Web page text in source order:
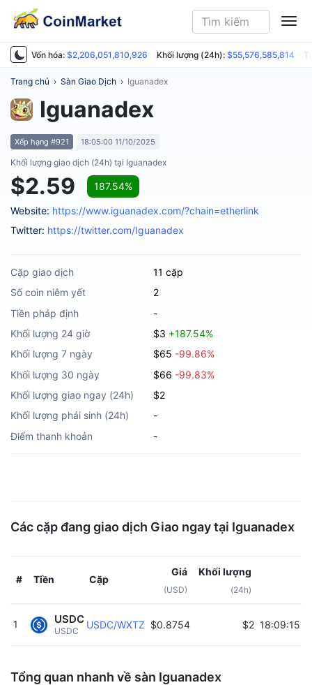
Vốn hóa: $2,206,051,810,926 Khối lượng (24h): $55,576,585,814
Trang chủ › Sàn Giao Dịch › Iguanadex
Iguanadex
Xếp hạng #921 18:05:00 11/10/2025
Khối lượng giao dịch (24h) tại Iguanadex
$2.59 187.54%
Website: https://www.iguanadex.com/?chain=etherlink
Twitter: https://twitter.com/Iguanadex
Cặp giao dịch
11 cặp
Số coin niêm yết
2
Tiền pháp định
-
Khối lượng 24 giờ
$3 +187.54%
Khối lượng 7 ngày
$65 -99.86%
Khối lượng 30 ngày
$66 -99.83%
Khối lượng giao ngay (24h)
$2
Khối lượng phái sinh (24h)
-
Điểm thanh khoản
-
Các cặp đang giao dịch Giao ngay tại Iguanadex
# Tiền Cặp
Giá
(USD)
Khối lượng
(24h)
1
USDC
USDC USDC/WXTZ $0.8754 $2 18:09:15
Tổng quan nhanh về sàn Iguanadex